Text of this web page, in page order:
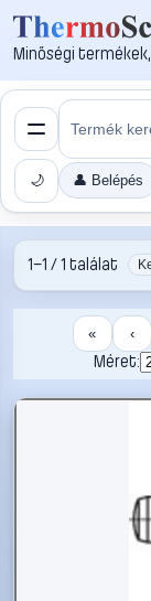
Minőségi
🌙 👤 Belépés
1–1 / 1 találat
« ‹
Méret: